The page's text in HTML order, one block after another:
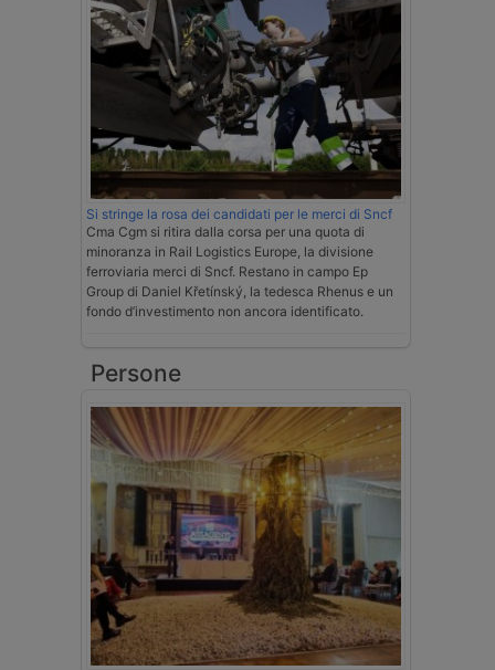
Si stringe la rosa dei candidati per le merci di Sncf
Cma Cgm si ritira dalla corsa per una quota di
minoranza in Rail Logistics Europe, la divisione
ferroviaria merci di Sncf. Restano in campo Ep
Group di Daniel Křetínský, la tedesca Rhenus e un
fondo d’investimento non ancora identificato.
Persone